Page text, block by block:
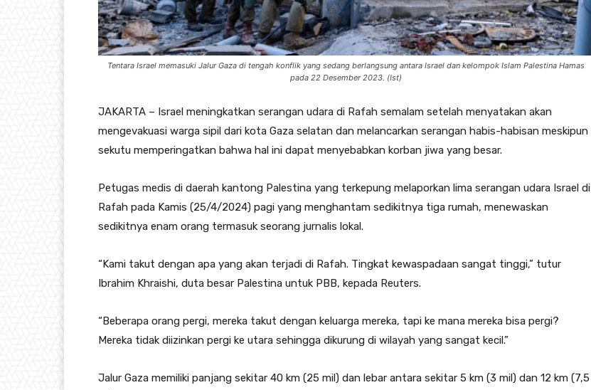
Tentara Israel memasuki Jalur Gaza di tengah konflik yang sedang berlangsung antara Israel dan kelompok Islam Palestina Hamas
pada 22 Desember 2023. (Ist)
JAKARTA – Israel meningkatkan serangan udara di Rafah semalam setelah menyatakan akan
mengevakuasi warga sipil dari kota Gaza selatan dan melancarkan serangan habis-habisan meskipun
sekutu memperingatkan bahwa hal ini dapat menyebabkan korban jiwa yang besar.
Petugas medis di daerah kantong Palestina yang terkepung melaporkan lima serangan udara Israel di
Rafah pada Kamis (25/4/2024) pagi yang menghantam sedikitnya tiga rumah, menewaskan
sedikitnya enam orang termasuk seorang jurnalis lokal.
“Kami takut dengan apa yang akan terjadi di Rafah. Tingkat kewaspadaan sangat tinggi,” tutur
Ibrahim Khraishi, duta besar Palestina untuk PBB, kepada Reuters.
“Beberapa orang pergi, mereka takut dengan keluarga mereka, tapi ke mana mereka bisa pergi?
Mereka tidak diizinkan pergi ke utara sehingga dikurung di wilayah yang sangat kecil.”
Jalur Gaza memiliki panjang sekitar 40 km (25 mil) dan lebar antara sekitar 5 km (3 mil) dan 12 km (7,5